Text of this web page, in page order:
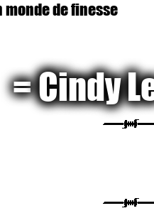
monde de finesse
Cindy